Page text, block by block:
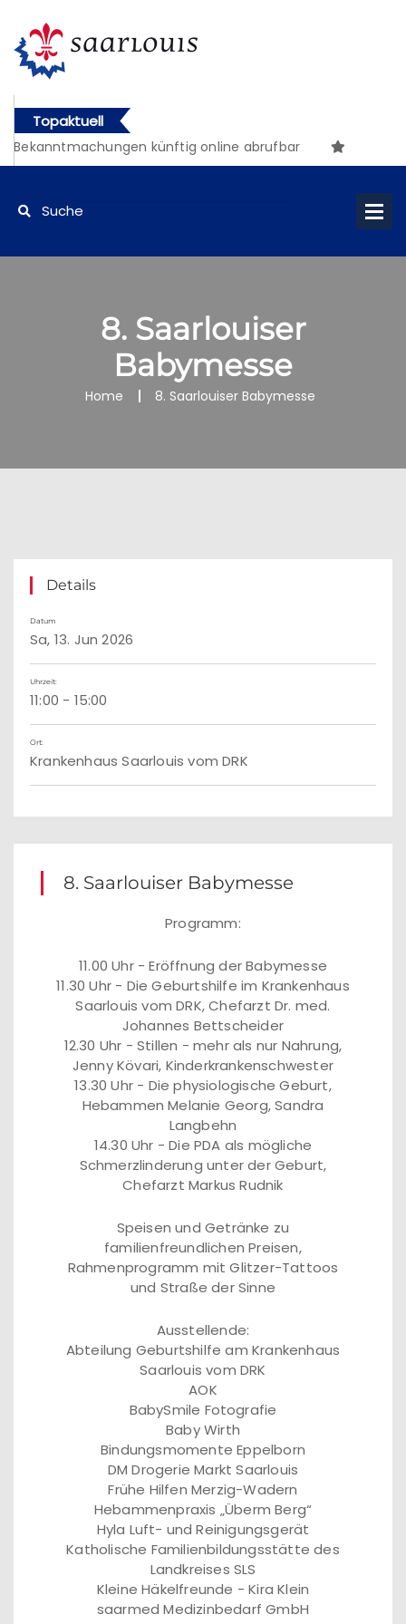
Topaktuell
künftig online abrufbar
8. Saarlouiser
Babymesse
Home 8. Saarlouiser Babymesse
Details
Datum
Sa, 13. Jun 2026
Uhrzeit:
11:00 - 15:00
Ort:
Krankenhaus Saarlouis vom DRK
8. Saarlouiser Babymesse
Programm:
11.00 Uhr - Eröffnung der Babymesse
11.30 Uhr - Die Geburtshilfe im Krankenhaus
Saarlouis vom DRK, Chefarzt Dr. med.
Johannes Bettscheider
12.30 Uhr - Stillen - mehr als nur Nahrung,
Jenny Kövari, Kinderkrankenschwester
13.30 Uhr - Die physiologische Geburt,
Hebammen Melanie Georg, Sandra
Langbehn
14.30 Uhr - Die PDA als mögliche
Schmerzlinderung unter der Geburt,
Chefarzt Markus Rudnik
Speisen und Getränke zu
familienfreundlichen Preisen,
Rahmenprogramm mit Glitzer-Tattoos
und Straße der Sinne
Ausstellende:
Abteilung Geburtshilfe am Krankenhaus
Saarlouis vom DRK
AOK
BabySmile Fotografie
Baby Wirth
Bindungsmomente Eppelborn
DM Drogerie Markt Saarlouis
Frühe Hilfen Merzig-Wadern
Hebammenpraxis „Überm Berg“
Hyla Luft- und Reinigungsgerät
Katholische Familienbildungsstätte des
Landkreises SLS
Kleine Häkelfreunde - Kira Klein
saarmed Medizinbedarf GmbH